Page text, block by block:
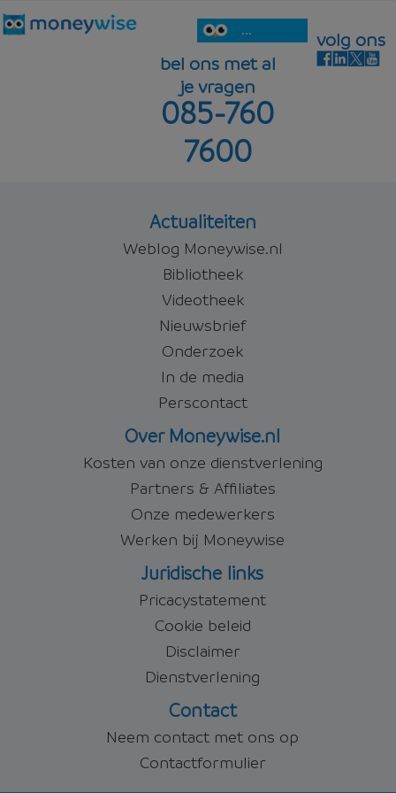
...
bel ons met al
je vragen
085-760
7600
volg ons
Actualiteiten
Weblog Moneywise.nl
Bibliotheek
Videotheek
Nieuwsbrief
Onderzoek
In de media
Perscontact
Over Moneywise.nl
Kosten van onze dienstverlening
Partners & Affiliates
Onze medewerkers
Werken bij Moneywise
Juridische links
Pricacystatement
Cookie beleid
Disclaimer
Dienstverlening
Contact
Neem contact met ons op
Contactformulier